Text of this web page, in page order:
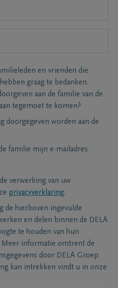
en vrienden die
graag te bedanken.
aan de familie van de
tegemoet te komen?
doorgegeven worden aan de
familie mijn e-mailadres
verwerking van uw
privacyverklaring.
de hierboven ingevulde
en delen binnen de DELA
te houden van hun
Meer informatie omtrent de
door DELA Groep
kan intrekken vindt u in onze